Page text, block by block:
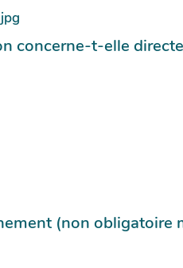
concerne-t-elle
(non obligatoire